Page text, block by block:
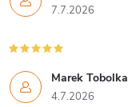
7.7.2026
Marek Tobolka
4.7.2026